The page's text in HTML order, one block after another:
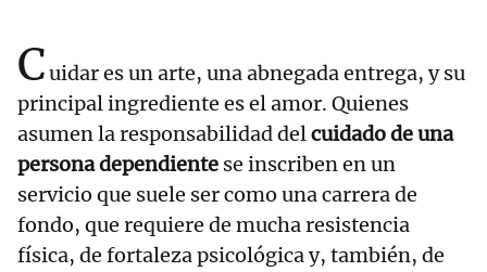
Cuidar es un arte, una abnegada entrega, y su
principal ingrediente es el amor. Quienes
asumen la responsabilidad delcuidado de una
persona dependiente se inscriben en un
servicio que suele ser como una carrera de
fondo, que requiere de mucha resistencia
física, de fortaleza psicológica y, también, de